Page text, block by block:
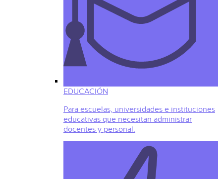
EDUCACIÓN
Para escuelas, universidades e instituciones
educativas que necesitan administrar
docentes y personal.